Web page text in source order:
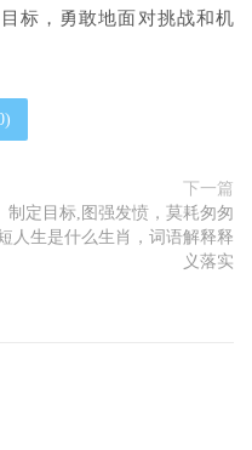
标，勇敢地面对挑战和机
)
下一篇
制定目标,图强发愤，莫耗匆匆
人生是什么生肖，词语解释释
义落实